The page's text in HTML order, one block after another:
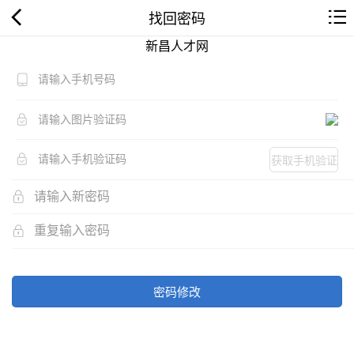
找回密码
新昌人才网
获取手机验证
密码修改